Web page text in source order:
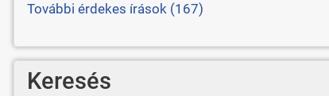
További érdekes írások (167)
Keresés